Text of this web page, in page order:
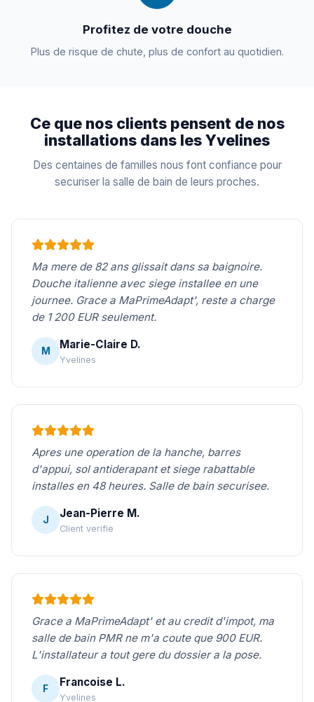
Profitez de votre douche
Plus de risque de chute, plus de confort au quotidien.
Ce que nos clients pensent de nos
installations dans les Yvelines
Des centaines de familles nous font confiance pour
securiser la salle de bain de leurs proches.
Ma mere de 82 ans glissait dans sa baignoire.
Douche italienne avec siege installee en une
journee. Grace a MaPrimeAdapt', reste a charge
de 1 200 EUR seulement.
M Marie-Claire D.
Yvelines
Apres une operation de la hanche, barres
d'appui, sol antiderapant et siege rabattable
installes en 48 heures. Salle de bain securisee.
J Jean-Pierre M.
Client verifie
Grace a MaPrimeAdapt' et au credit d'impot, ma
salle de bain PMR ne m'a coute que 900 EUR.
L'installateur a tout gere du dossier a la pose.
F Francoise L.
Yvelines